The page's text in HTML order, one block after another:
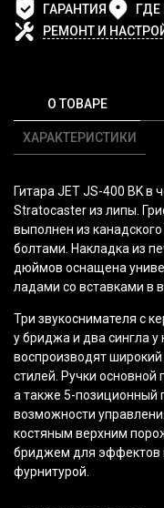
ГАРАНТИЯ
РЕМОНТ И
О ТОВАРЕ
ХАРАКТЕРИСТИКИ
Гитара JET JS-400 BK в
Stratocaster из липы.
выполнен из
болтами. Накладка из
дюймов оснащена
ладами со вставками в
Три звукоснимателя с
у бриджа и два сингла
воспроизводят
стилей. Ручки основной
а также 5-позиционный
возможности
костяным верхним
бриджем для эффектов
фурнитурой.